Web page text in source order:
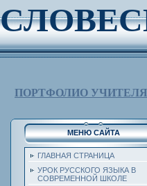
ПОРТФОЛИО
МЕНЮ САЙТА
ГЛАВНАЯ СТРАНИЦА
УРОК РУССКОГО ЯЗЫКА В
СОВРЕМЕННОЙ ШКОЛЕ